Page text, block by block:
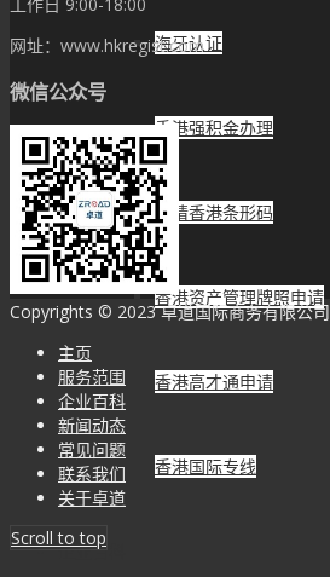
海牙认证
香港强积金办理
申请香港条形码
香港资产管理牌照申请
香港高才通申请
香港国际专线
企业百科
网址：www.hkregist.com
微信公众号
Copyrights © 2023 卓道国际商务有限公司
主页
服务范围
企业百科
新闻动态
常见问题
联系我们
关于卓道
Scroll to top